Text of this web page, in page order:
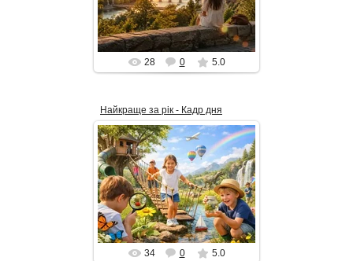
залитим золотим світлом зах...
alex_Is
28 0 5.0
Найкраще за рік - Кадр дня
05.03.2026
«Кадр дня» з альбому «Найкраще
за рік» ловить мить чистої
допитливості: діти досліджують
природу в сонячному парку пр...
alex_Is
34 0 5.0